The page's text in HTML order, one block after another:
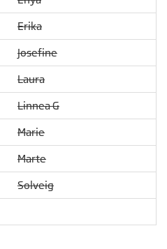
Erika
Josefine
Laura
Linnea G
Marie
Marte
Solveig